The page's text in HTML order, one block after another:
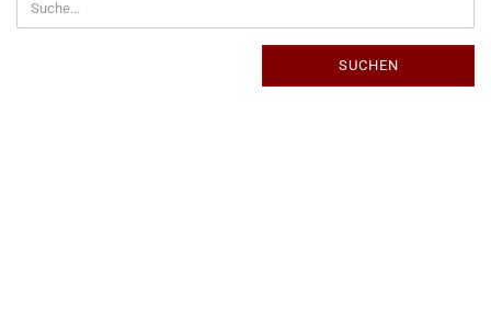
NOCH
EINMAL
SUCHEN